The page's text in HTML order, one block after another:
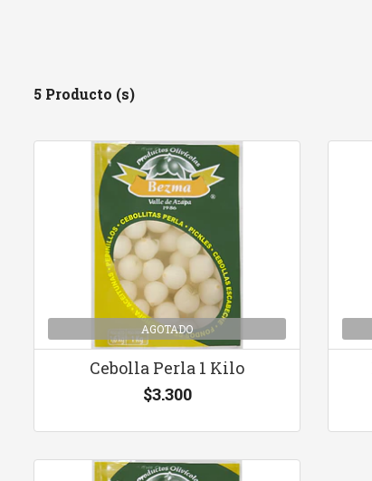
5 Producto (s)
AGOTADO
Cebolla Perla 1 Kilo
$3.300